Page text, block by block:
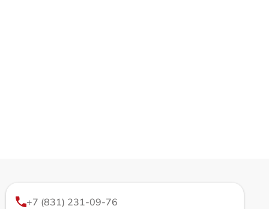
+7 (831) 231-09-76